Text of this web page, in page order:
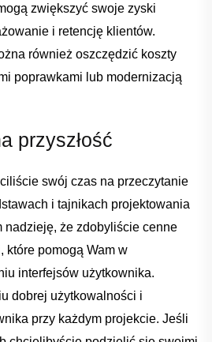
zwiększyć swoje zyski
i⁣ retencję klientów.
również oszczędzić koszty
poprawkami lub modernizacją
przyszłość
swój czas na przeczytanie
i tajnikach projektowania
nadzieję, że zdobyliście ⁢cenne
które pomogą Wam w
⁣interfejsów użytkownika.
dobrej użytkowalności i
przy każdym projekcie. Jeśli